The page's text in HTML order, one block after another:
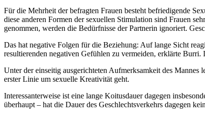
Für die Mehrheit der befragten Frauen besteht befriedigende
diese anderen Formen der sexuellen Stimulation sind Frauen
genommen, werden die Bedürfnisse der Partnerin ignoriert.
Das hat negative Folgen für die Beziehung: Auf lange Sicht
resultierenden negativen Gefühlen zu vermeiden, erklärte
Unter der einseitig ausgerichteten Aufmerksamkeit des Mannes
erster Linie um sexuelle Kreativität geht.
Interessanterweise ist eine lange Koitusdauer dagegen
überhaupt – hat die Dauer des Geschlechtsverkehrs dagegen